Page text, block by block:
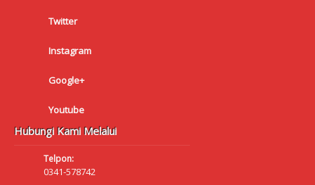
Twitter
Instagram
Google+
Youtube
Hubungi Kami Melalui
Telpon:
0341-578742